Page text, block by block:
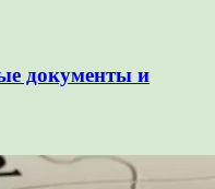
документы и